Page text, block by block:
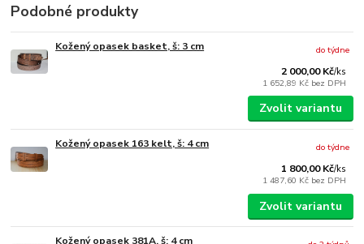
Podobné produkty
Kožený opasek basket, š: 3 cm
2 000,00 Kč/ks
1 652,89 Kč bez DPH
do týdne
Zvolit variantu
Kožený opasek 163 kelt, š: 4 cm
1 800,00 Kč/ks
1 487,60 Kč bez DPH
do týdne
Zvolit variantu
Kožený opasek 381A, š: 4 cm